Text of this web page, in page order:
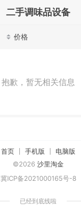
二手调味品设备
价格
抱歉，暂无相关信息
首页 手机版
电脑版
©2026 沙里淘金
冀ICP备2021000165号-8
已经到底线啦